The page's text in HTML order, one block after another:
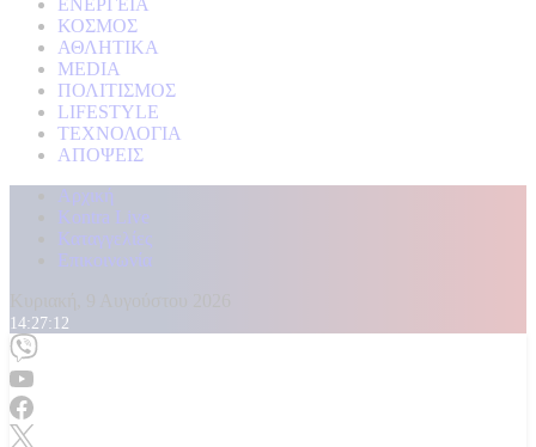
ΕΝΕΡΓΕΙΑ
ΚΟΣΜΟΣ
ΑΘΛΗΤΙΚΑ
MEDIA
ΠΟΛΙΤΙΣΜΟΣ
LIFESTYLE
ΤΕΧΝΟΛΟΓΙΑ
ΑΠΟΨΕΙΣ
Αρχική
Kontra Live
Καταγγελίες
Επικοινωνία
14:27:14